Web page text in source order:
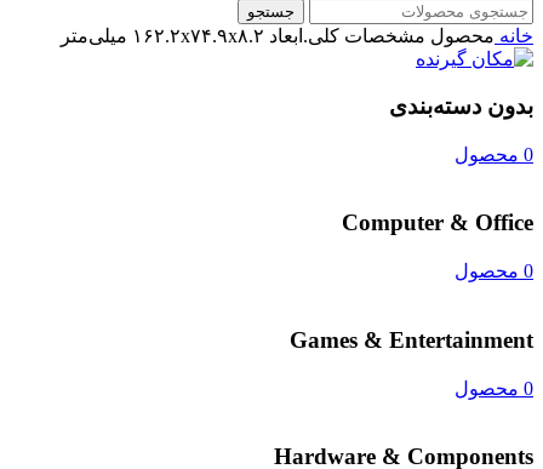
جستجو
خانه محصول مشخصات کلی.ابعاد ۱۶۲.۲x۷۴.۹x۸.۲ میلی‌متر
بدون دسته‌بندی
0 محصول
Computer & Office
0 محصول
Games & Entertainment
0 محصول
Hardware & Components